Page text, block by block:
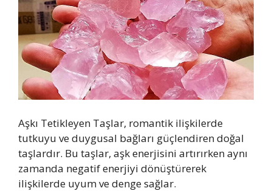
Aşkı Tetikleyen Taşlar, romantik ilişkilerde
tutkuyu ve duygusal bağları güçlendiren doğal
taşlardır. Bu taşlar, aşk enerjisini artırırken aynı
zamanda negatif enerjiyi dönüştürerek
ilişkilerde uyum ve denge sağlar.